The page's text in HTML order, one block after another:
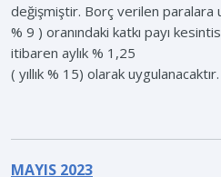
değişmiştir. Borç verilen paralara
% 9 ) oranındaki katkı payı
itibaren aylık % 1,25
( yıllık % 15) olarak uygulanacaktır.
MAYIS 2023